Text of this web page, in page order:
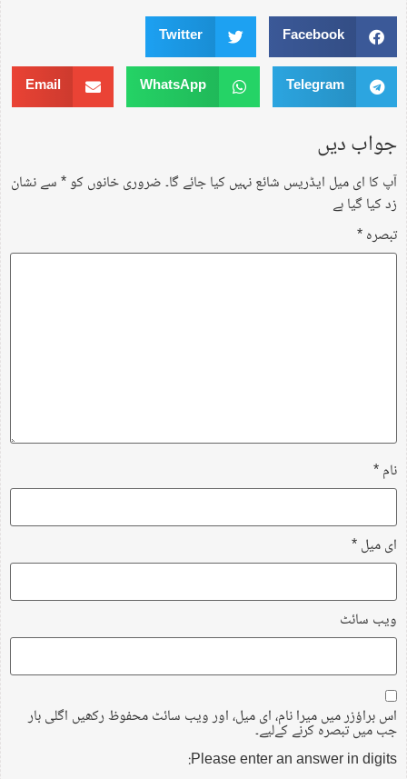
Facebook
Twitter
Telegram
WhatsApp
Email
جواب دیں
آپ کا ای میل ایڈریس شائع نہیں کیا جائے گا۔ضروری خانوں کو*سے نشان
زد کیا گیا ہے
تبصرہ*
نام*
ای میل*
ویب‌ سائٹ
اس براؤزر میں میرا نام، ای میل، اور ویب سائٹ محفوظ رکھیں اگلی بار
جب میں تبصرہ کرنے کےلیے۔
Please enter an answer in digits: